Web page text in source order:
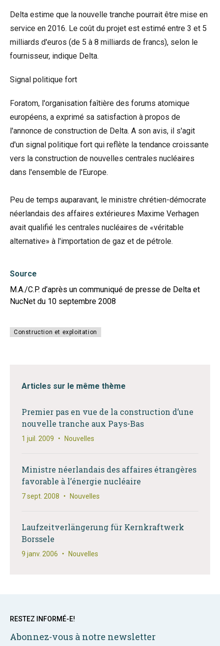
Delta estime que la nouvelle tranche pourrait être mise en
service en 2016. Le coût du projet est estimé entre 3 et 5
milliards d'euros (de 5 à 8 milliards de francs), selon le
fournisseur, indique Delta.
Signal politique fort
Foratom, l'organisation faîtière des forums atomique
européens, a exprimé sa satisfaction à propos de
l'annonce de construction de Delta. A son avis, il s'agit
d'un signal politique fort qui reflète la tendance croissante
vers la construction de nouvelles centrales nucléaires
dans l'ensemble de l'Europe.
Peu de temps auparavant, le ministre chrétien-démocrate
néerlandais des affaires extérieures Maxime Verhagen
avait qualifié les centrales nucléaires de «véritable
alternative» à l'importation de gaz et de pétrole.
Source
M.A./C.P. d’après un communiqué de presse de Delta et
NucNet du 10 septembre 2008
Construction et exploitation
Articles sur le même thème
Premier pas en vue de la construction d’une
nouvelle tranche aux Pays-Bas
1 juil. 2009 • Nouvelles
Ministre néerlandais des affaires étrangères
favorable à l’énergie nucléaire
7 sept. 2008 • Nouvelles
Laufzeitverlängerung für Kernkraftwerk
Borssele
9 janv. 2006 • Nouvelles
RESTEZ INFORMÉ-E!
Abonnez-vous à notre newsletter